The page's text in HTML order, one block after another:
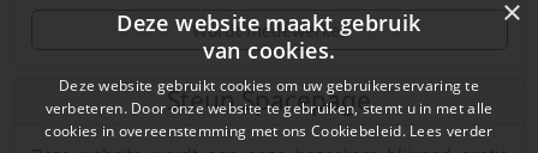
Wordt medewerker
Steun Spacepage
×
Deze website maakt gebruik
van cookies.
Deze website gebruikt cookies om uw gebruikerservaring te
verbeteren. Door onze website te gebruiken, stemt u in met alle
cookies in overeenstemming met ons Cookiebeleid. Lees verder